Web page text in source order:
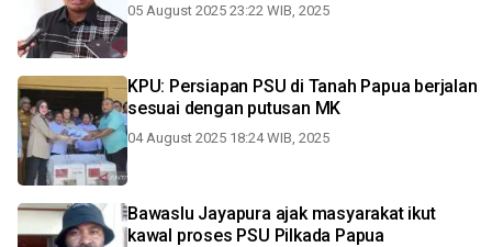
05 August 2025 23:22 WIB, 2025
KPU: Persiapan PSU di Tanah Papua berjalan
sesuai dengan putusan MK
04 August 2025 18:24 WIB, 2025
Bawaslu Jayapura ajak masyarakat ikut
kawal proses PSU Pilkada Papua